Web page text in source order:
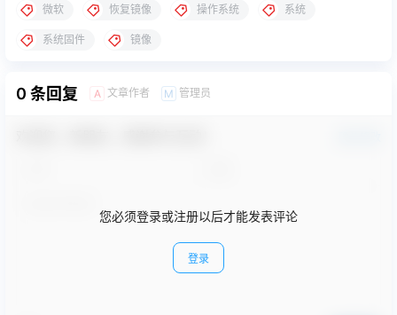
微软 恢复镜像 操作系统 系统
系统固件 镜像
0 条回复 A 文章作者 M 管理员
您必须登录或注册以后才能发表评论
登录